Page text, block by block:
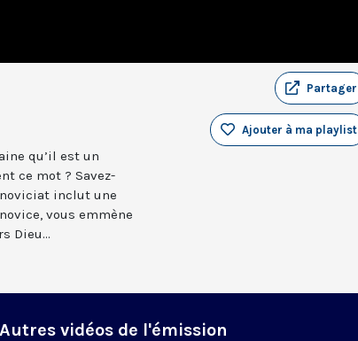
Partager
Ajouter à ma playlist
qu’il est un
ce mot ? Savez-
inclut une
vous emmène
Dieu...
Autres vidéos de l'émission